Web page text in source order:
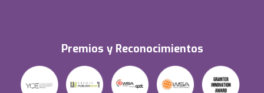
Premios y Reconocimientos